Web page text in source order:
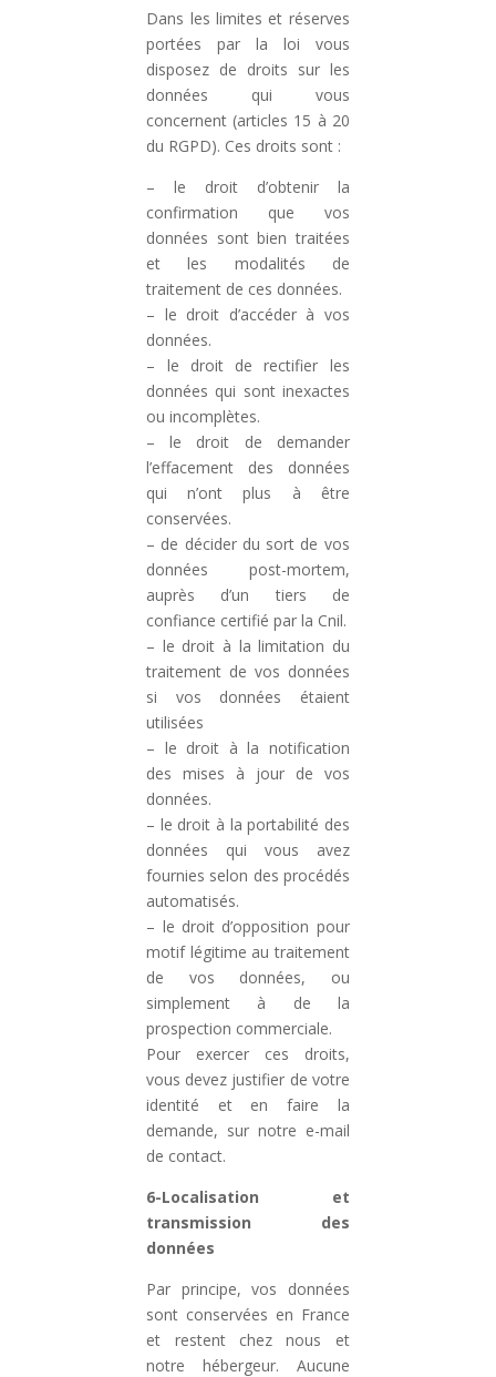
Dans les limites et réserves
portées par la loi vous
disposez de droits sur les
données qui vous
concernent (articles 15 à 20
du RGPD). Ces droits sont :
– le droit d’obtenir la
confirmation que vos
données sont bien traitées
et les modalités de
traitement de ces données.
– le droit d’accéder à vos
données.
– le droit de rectifier les
données qui sont inexactes
ou incomplètes.
– le droit de demander
l’effacement des données
qui n’ont plus à être
conservées.
– de décider du sort de vos
données post-mortem,
auprès d’un tiers de
confiance certifié par la Cnil.
– le droit à la limitation du
traitement de vos données
si vos données étaient
utilisées
– le droit à la notification
des mises à jour de vos
données.
– le droit à la portabilité des
données qui vous avez
fournies selon des procédés
automatisés.
– le droit d’opposition pour
motif légitime au traitement
de vos données, ou
simplement à de la
prospection commerciale.
Pour exercer ces droits,
vous devez justifier de votre
identité et en faire la
demande, sur notre e-mail
de contact.
6-Localisation et
transmission des
données
Par principe, vos données
sont conservées en France
et restent chez nous et
notre hébergeur. Aucune